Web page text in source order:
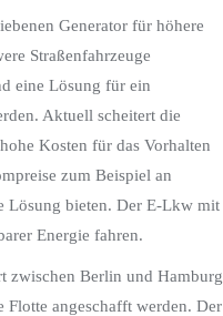
Generator für höhere
Straßenfahrzeuge
eine Lösung für ein
Aktuell scheitert die
Kosten für das Vorhalten
zum Beispiel an
Lösung bieten. Der E-Lkw mit
Energie fahren.
zwischen Berlin und Hamburg
Flotte angeschafft werden. Der